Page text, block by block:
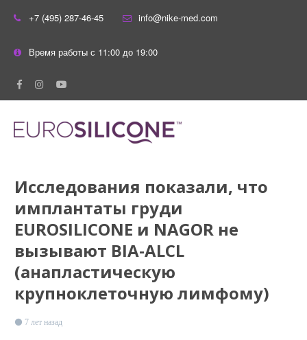
+7 (495) 287-46-45 info@nike-med.com
Время работы с 11:00 до 19:00
Исследования показали, что
имплантаты груди
EUROSILICONE и NAGOR не
вызывают BIA-ALCL
(анапластическую
крупноклеточную лимфому)
7 лет назад